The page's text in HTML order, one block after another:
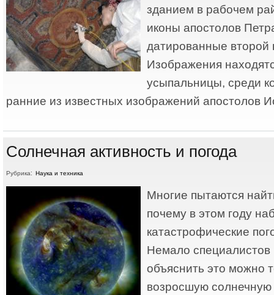
зданием в рабочем
иконы апостолов
датированные второй
Изображения
усыпальницы, среди
ранние из известных изображений апостолов
Солнечная активность и погода
Рубрика: Наука и техника
Многие пытаются
почему в этом году
катастрофические
Немало специалистов
объяснить это можно
возросшую солнечную